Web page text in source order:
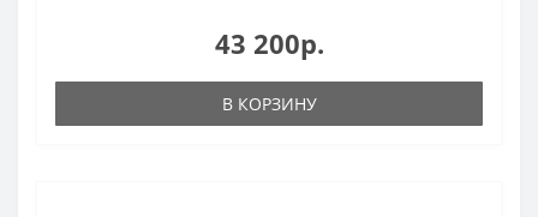
43 200р.
В КОРЗИНУ